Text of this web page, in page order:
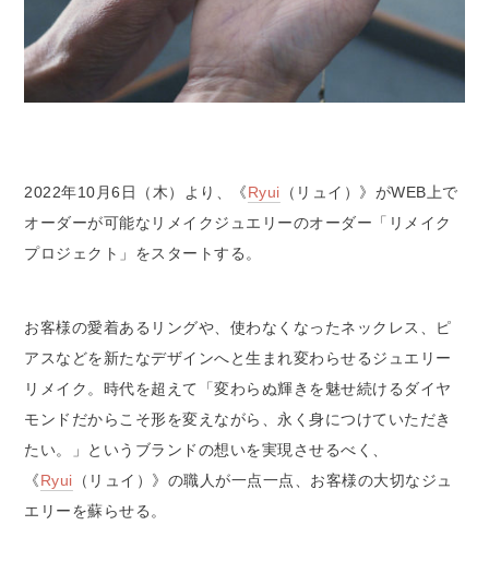
2022年10月6日（木）より、《Ryui （リュイ）》がWEB上で
オーダーが可能なリメイクジュエリーのオーダー「リメイク
プロジェクト」をスタートする。
お客様の愛着あるリングや、使わなくなったネックレス、ピ
アスなどを新たなデザインへと生まれ変わらせるジュエリー
リメイク。時代を超えて「変わらぬ輝きを魅せ続けるダイヤ
モンドだからこそ形を変えながら、永く身につけていただき
たい。」というブランドの想いを実現させるべく、
《Ryui （リュイ）》の職人が一点一点、お客様の大切なジュ
エリーを蘇らせる。